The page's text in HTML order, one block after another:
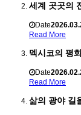
세계 곳곳의
Date
Read More
멕시코의 평
Date
Read More
삶의 광야 길